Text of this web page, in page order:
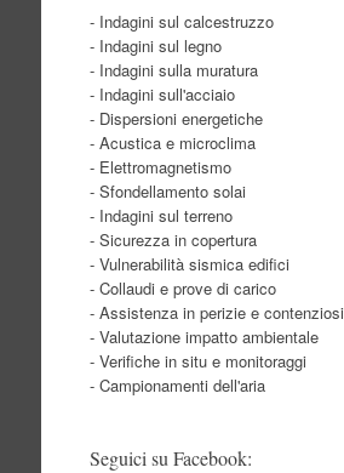
- Indagini sul calcestruzzo
- Indagini sul legno
- Indagini sulla muratura
- Indagini sull'acciaio
- Dispersioni energetiche
- Acustica e microclima
- Elettromagnetismo
- Sfondellamento solai
- Indagini sul terreno
- Sicurezza in copertura
- Vulnerabilità sismica edifici
- Collaudi e prove di carico
- Assistenza in perizie e contenziosi
- Valutazione impatto ambientale
- Verifiche in situ e monitoraggi
- Campionamenti dell'aria
Seguici su Facebook: